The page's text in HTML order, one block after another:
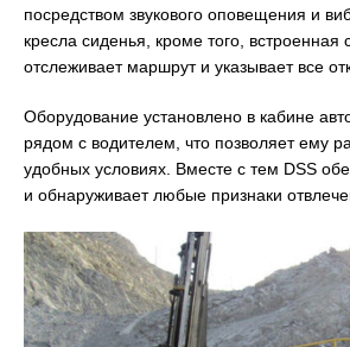
посредством звукового оповещения и
кресла сиденья, кроме того, встроенная
отслеживает маршрут и указывает все
Оборудование установлено в кабине
рядом с водителем, что позволяет ему
удобных условиях. Вместе с тем DSS
и обнаруживает любые признаки